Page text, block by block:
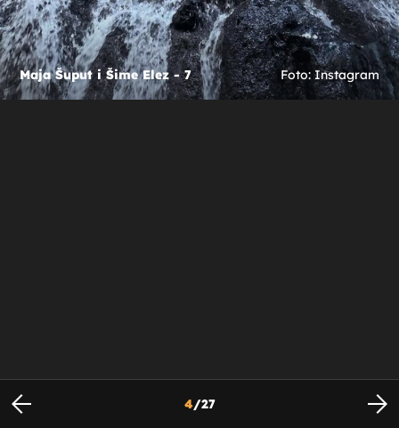
Maja Šuput i Šime Elez - 7 Foto: Instagram
4/27